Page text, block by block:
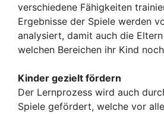
verschiedene Fähigkeiten
Ergebnisse der Spiele werden
analysiert, damit auch die
welchen Bereichen ihr Kind
Kinder gezielt fördern
Der Lernprozess wird auch
Spiele gefördert, welche vor